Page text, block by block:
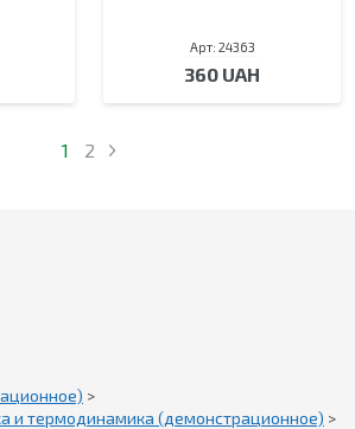
Арт: 24363
360 UAH
1 2
>
и термодинамика (демонстрационное) >